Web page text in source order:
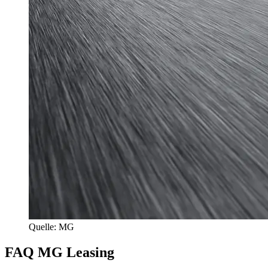
Quelle: MG
FAQ MG Leasing